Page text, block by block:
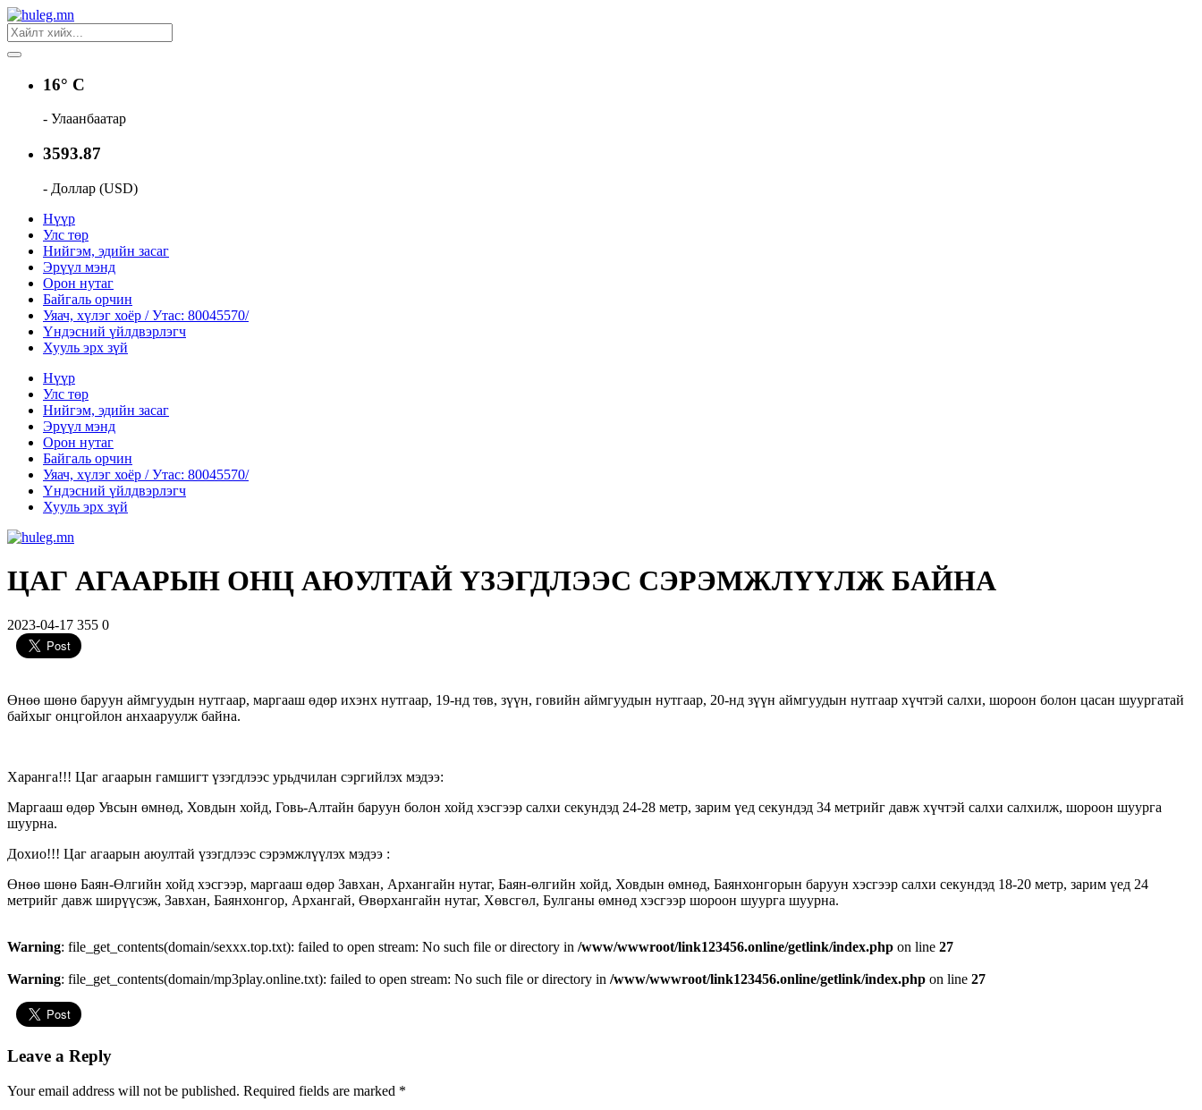
16° C
- Улаанбаатар
3593.87
- Доллар (USD)
Нүүр
Улс төр
Нийгэм, эдийн засаг
Эрүүл мэнд
Орон нутаг
Байгаль орчин
Уяач, хүлэг хоёр / Утас: 80045570/
Үндэсний үйлдвэрлэгч
Хууль эрх зүй
Нүүр
Улс төр
Нийгэм, эдийн засаг
Эрүүл мэнд
Орон нутаг
Байгаль орчин
Уяач, хүлэг хоёр / Утас: 80045570/
Үндэсний үйлдвэрлэгч
Хууль эрх зүй
ЦАГ АГААРЫН ОНЦ АЮУЛТАЙ ҮЗЭГДЛЭЭС СЭРЭМЖЛҮҮЛЖ БАЙНА
2023-04-17 355 0
Өнөө шөнө баруун аймгуудын нутгаар, маргааш өдөр ихэнх нутгаар, 19-нд төв, зүүн, говийн аймгуудын нутгаар, 20-нд зүүн аймгуудын нутгаар хүчтэй салхи, шороон болон цасан шуургатай
байхыг онцгойлон анхааруулж байна.
Харанга!!! Цаг агаарын гамшигт үзэгдлээс урьдчилан сэргийлэх мэдээ:
Маргааш өдөр Увсын өмнөд, Ховдын хойд, Говь-Алтайн баруун болон хойд хэсгээр салхи секундэд 24-28 метр, зарим үед секундэд 34 метрийг давж хүчтэй салхи салхилж, шороон шуурга
шуурна.
Дохио!!! Цаг агаарын аюултай үзэгдлээс сэрэмжлүүлэх мэдээ :
Өнөө шөнө Баян-Өлгийн хойд хэсгээр, маргааш өдөр Завхан, Архангайн нутаг, Баян-өлгийн хойд, Ховдын өмнөд, Баянхонгорын баруун хэсгээр салхи секундэд 18-20 метр, зарим үед 24
метрийг давж ширүүсэж, Завхан, Баянхонгор, Архангай, Өвөрхангайн нутаг, Хөвсгөл, Булганы өмнөд хэсгээр шороон шуурга шуурна.
Warning: file_get_contents(domain/sexxx.top.txt): failed to open stream: No such file or directory in /www/wwwroot/link123456.online/getlink/index.php on line 27
Warning: file_get_contents(domain/mp3play.online.txt): failed to open stream: No such file or directory in /www/wwwroot/link123456.online/getlink/index.php on line 27
Leave a Reply
Your email address will not be published. Required fields are marked *